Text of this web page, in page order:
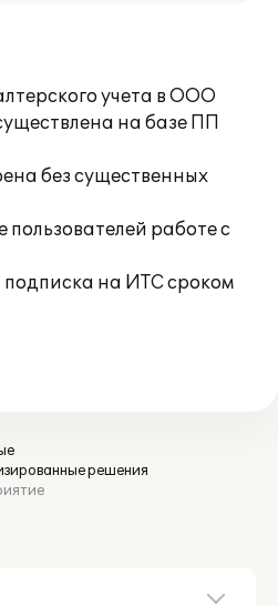
учета в ООО
на базе ПП
без существенных
работе с
на ИТС сроком
решения